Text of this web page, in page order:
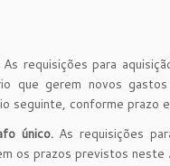
As requisições para
que gerem novos
seguinte, conforme prazo
único. As requisições
os prazos previstos neste